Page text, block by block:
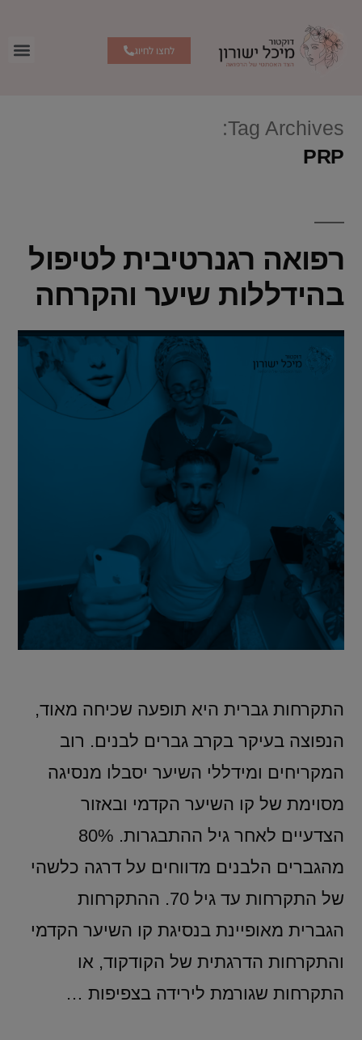
לחצו לחיוג
Tag Archives:
PRP
רפואה רגנרטיבית לטיפול
בהידללות שיער והקרחה
התקרחות גברית היא תופעה שכיחה מאוד,
הנפוצה בעיקר בקרב גברים לבנים. רוב
המקריחים ומידללי השיער יסבלו מנסיגה
מסוימת של קו השיער הקדמי ובאזור
הצדעיים לאחר גיל ההתבגרות. 80%
מהגברים הלבנים מדווחים על דרגה כלשהי
של התקרחות עד גיל 70. ההתקרחות
הגברית מאופיינת בנסיגת קו השיער הקדמי
והתקרחות הדרגתית של הקודקוד, או
התקרחות שגורמת לירידה בצפיפות …